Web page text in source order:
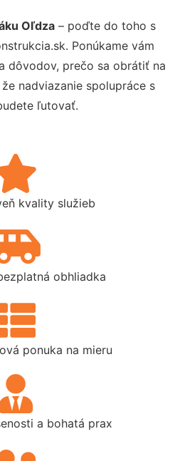
Oľdza – poďte do toho s
Ponúkame vám
dôvodov, prečo sa obrátiť na
nadviazanie spolupráce s
ľutovať.
kvality služieb
obhliadka
ponuka na mieru
a bohatá prax